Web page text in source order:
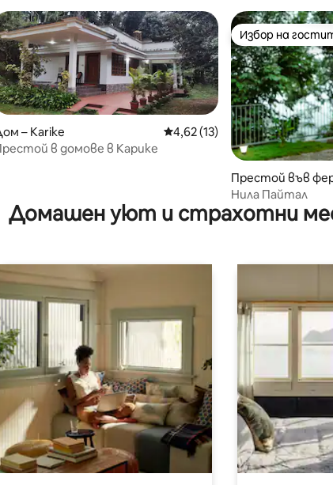
4,86 от 5, 277 отзива
– Karike Средна оценка: 4,62 от 5, 13
4,62 (13)
в домове в Карике
Избор на
Избор на
Престой във
hium
Нила Пайтал
Домашен уют и страхотни